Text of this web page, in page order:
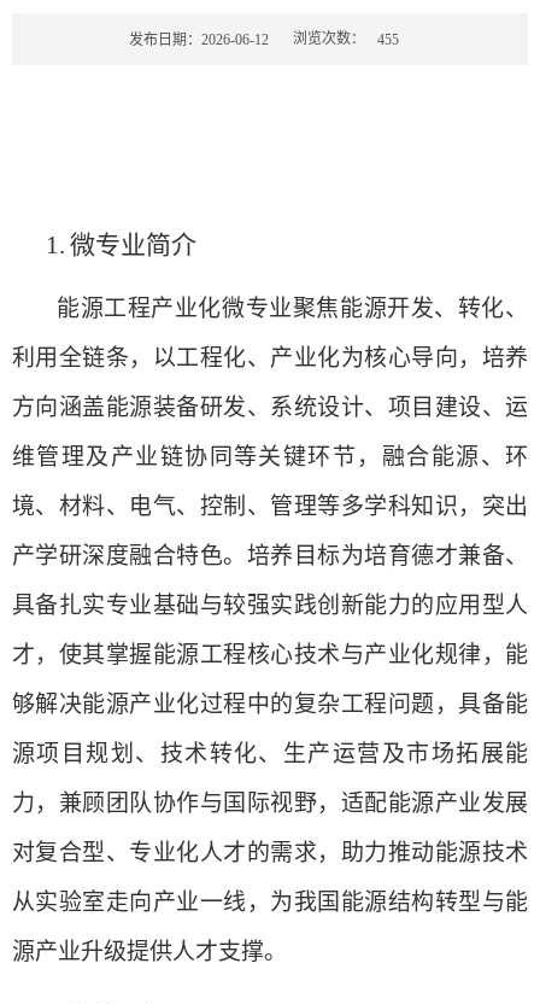
发布日期：2026-06-12 浏览次数： 455
1. 微专业简介
能源工程产业化微专业聚焦能源开发、转化、
利用全链条，以工程化、产业化为核心导向，培养
方向涵盖能源装备研发、系统设计、项目建设、运
维管理及产业链协同等关键环节，融合能源、环
境、材料、电气、控制、管理等多学科知识，突出
产学研深度融合特色。培养目标为培育德才兼备、
具备扎实专业基础与较强实践创新能力的应用型人
才，使其掌握能源工程核心技术与产业化规律，能
够解决能源产业化过程中的复杂工程问题，具备能
源项目规划、技术转化、生产运营及市场拓展能
力，兼顾团队协作与国际视野，适配能源产业发展
对复合型、专业化人才的需求，助力推动能源技术
从实验室走向产业一线，为我国能源结构转型与能
源产业升级提供人才支撑。